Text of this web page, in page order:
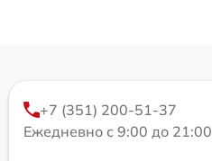
+7 (351) 200-51-37
Ежедневно с 9:00 до 21:00